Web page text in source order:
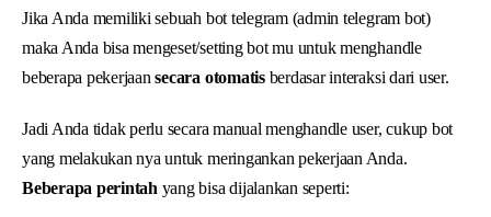
Jika Anda memiliki sebuah bot telegram (admin telegram bot)
maka Anda bisa mengeset/setting bot mu untuk menghandle
beberapa pekerjaansecara otomatisberdasar interaksi dari user.
Jadi Anda tidak perlu secara manual menghandle user, cukup bot
yang melakukan nya untuk meringankan pekerjaan Anda.
Beberapa perintah yang bisa dijalankan seperti: